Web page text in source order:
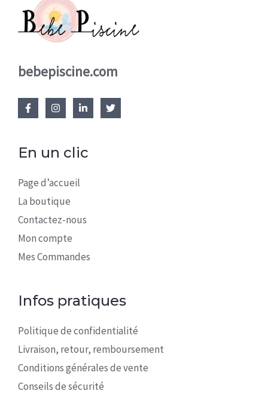
bebepiscine.com
En un clic
Page d’accueil
La boutique
Contactez-nous
Mon compte
Mes Commandes
Infos pratiques
Politique de confidentialité
Livraison, retour, remboursement
Conditions générales de vente
Conseils de sécurité